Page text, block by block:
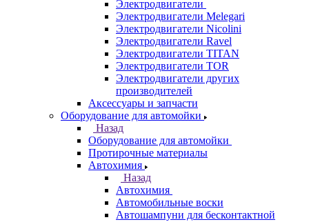
Электродвигатели
Электродвигатели Melegari
Электродвигатели Nicolini
Электродвигатели Ravel
Электродвигатели TITAN
Электродвигатели TOR
Электродвигатели других
производителей
Аксессуары и запчасти
Оборудование для автомойки
Назад
Оборудование для автомойки
Протирочные материалы
Автохимия
Назад
Автохимия
Автомобильные воски
Автошампуни для бесконтактной